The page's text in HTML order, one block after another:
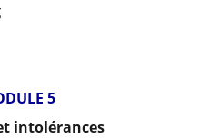
5
intolérances